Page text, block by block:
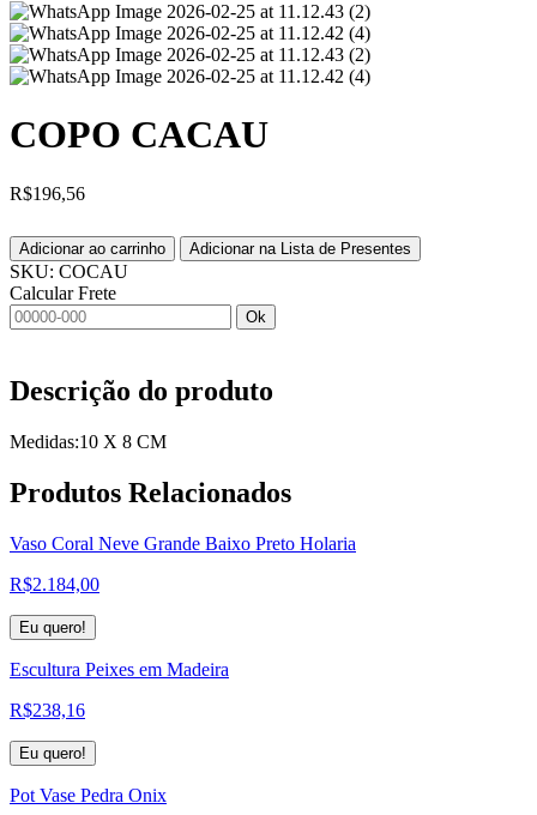
COPO CACAU
R$196,56
Adicionar ao carrinho Adicionar na Lista de Presentes
SKU: COCAU
Calcular Frete
Ok
Descrição do produto
Medidas:10 X 8 CM
Produtos Relacionados
Vaso Coral Neve Grande Baixo Preto Holaria
R$2.184,00
Eu quero!
Escultura Peixes em Madeira
R$238,16
Eu quero!
Pot Vase Pedra Onix